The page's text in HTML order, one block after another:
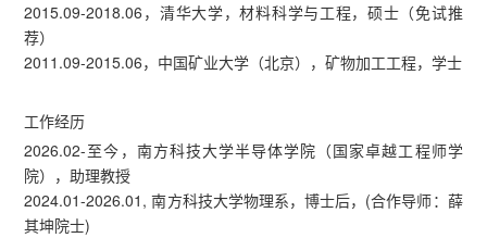
2015.09-2018.06，清华大学，材料科学与工程，硕士（免试推
荐）
2011.09-2015.06，中国矿业大学（北京），矿物加工工程，学士
工作经历
2026.02-至今，南方科技大学半导体学院（国家卓越工程师学
院），助理教授
2024.01-2026.01, 南方科技大学物理系，博士后，(合作导师：薛
其坤院士)